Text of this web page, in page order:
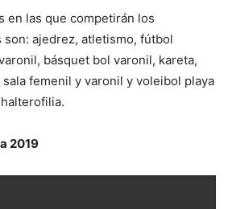
las que competirán los
ajedrez, atletismo, fútbol
básquet bol varonil, kareta,
femenil y varonil y voleibol playa
2019